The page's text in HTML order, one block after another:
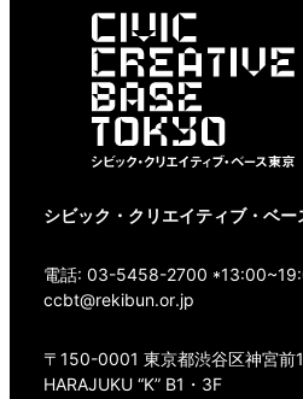
シビック・クリエイティブ・ベ
電話: 03-5458-2700
ccbt@rekibun.or.jp
〒150-0001 東京都渋谷区神宮前
HARAJUKU “K” B1・3F